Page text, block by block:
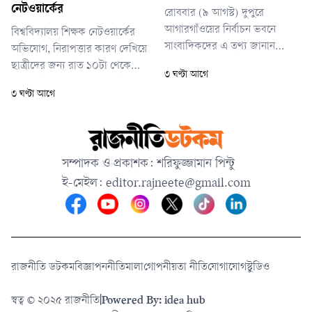
নেটওয়ার্কের
বিশ্ববিদ্যালয় শিক্ষক নেটওয়ার্কের
অভিযোগ, নিরাপত্তার কারণ দেখিয়ে
ছাত্রীদের জন্য রাত ১০টা থেকে
চালু রয়েছে, তা অনেক ক্ষেত্রে
দূরপাল্লার যাত্রা শেষে রাতে হলে
ফিরলে গেটে অপেক্ষা করা, জরুরি
প্রয়োজনে বাইরে যাওয়া কিংবা
চিকিৎসার প্রয়োজনে বের হওয়ার
৩ ঘণ্টা আগে
রোববার (৯ আগস্ট) দুপুরে
আগারগাঁওয়ের নির্বাচন ভবনে
সাংবাদিকদের এ তথ্য জানান
সচিব আখতার আহমেদ।
৩ ঘণ্টা আগে
সম্পাদক ও প্রকাশক: শরিফুজ্জামান পিন্টু
ই-মেইল: editor.rajneete@gmail.com
রাজনীতি ডটকমবিজ্ঞাপননীতিমালাগোপনীয়তা নীতিযোগাযোগস্টুডিও
স্বত্ব © ২০২৫ রাজনীতিPowered By: idea hub